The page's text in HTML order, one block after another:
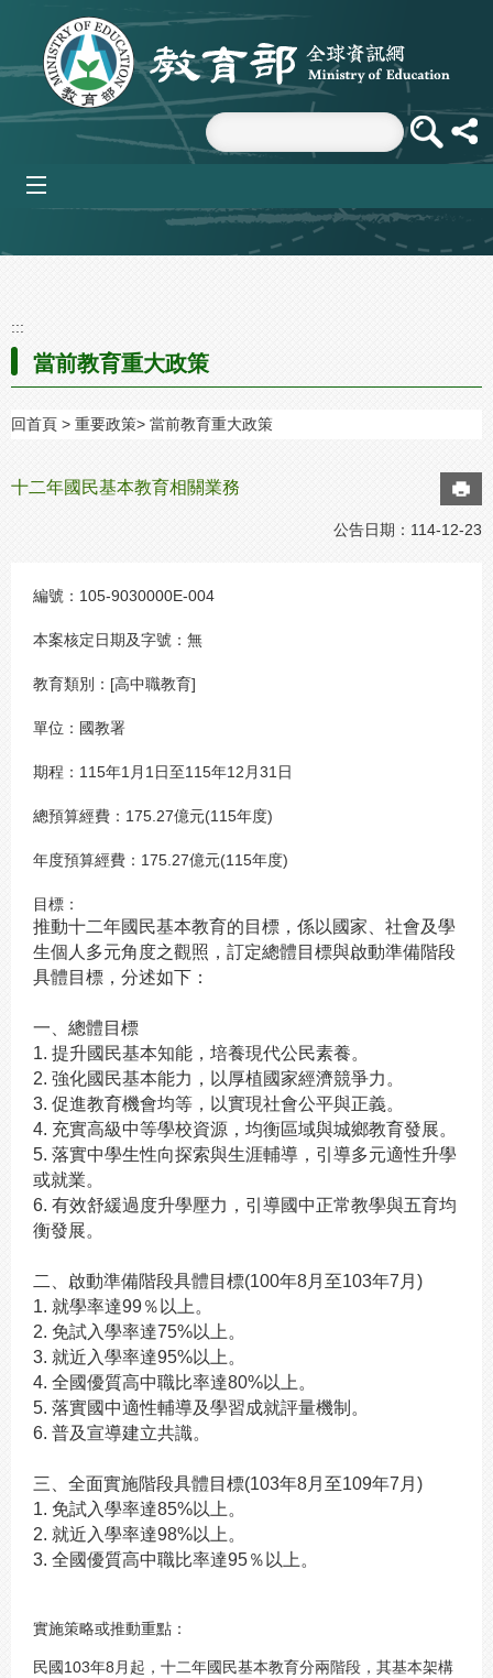
跳到主要內容區塊
:::
當前教育重大政策
回首頁 重要政策 當前教育重大政策
十二年國民基本教育相關業務
公告日期： 114-12-23
編號： 105-9030000E-004
本案核定日期及字號： 無
教育類別： [高中職教育]
單位： 國教署
期程： 115年1月1日至115年12月31日
總預算經費： 175.27億元(115年度)
年度預算經費： 175.27億元(115年度)
目標：
推動十二年國民基本教育的目標，係以國家、社會及學
生個人多元角度之觀照，訂定總體目標與啟動準備階段
具體目標，分述如下：
一、總體目標
1. 提升國民基本知能，培養現代公民素養。
2. 強化國民基本能力，以厚植國家經濟競爭力。
3. 促進教育機會均等，以實現社會公平與正義。
4. 充實高級中等學校資源，均衡區域與城鄉教育發展。
5. 落實中學生性向探索與生涯輔導，引導多元適性升學
或就業。
6. 有效舒緩過度升學壓力，引導國中正常教學與五育均
衡發展。
二、啟動準備階段具體目標(100年8月至103年7月)
1. 就學率達99％以上。
2. 免試入學率達75%以上。
3. 就近入學率達95%以上。
4. 全國優質高中職比率達80%以上。
5. 落實國中適性輔導及學習成就評量機制。
6. 普及宣導建立共識。
三、全面實施階段具體目標(103年8月至109年7月)
1. 免試入學率達85%以上。
2. 就近入學率達98%以上。
3. 全國優質高中職比率達95％以上。
實施策略或推動重點：
民國103年8月起，十二年國民基本教育分兩階段，其基本架構